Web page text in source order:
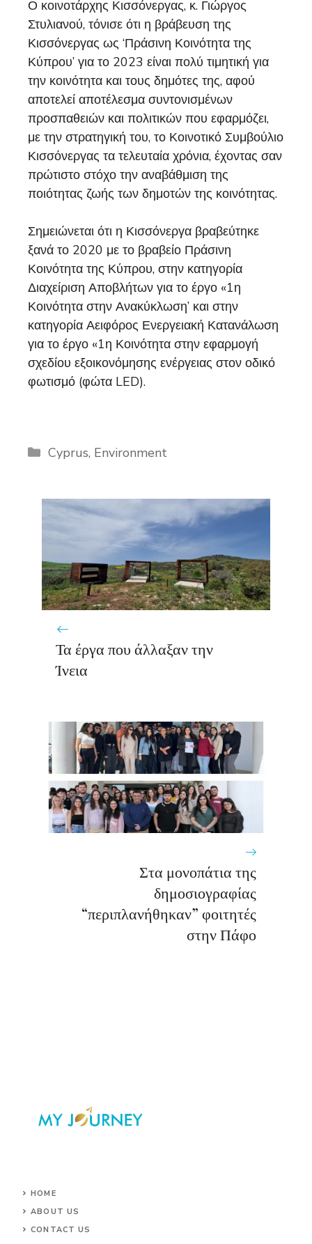
Ο κοινοτάρχης Κισσόνεργας, κ. Γιώργος
Στυλιανού, τόνισε ότι η βράβευση της
Κισσόνεργας ως ‘Πράσινη Κοινότητα της
Κύπρου’ για το 2023 είναι πολύ τιμητική για
την κοινότητα και τους δημότες της, αφού
αποτελεί αποτέλεσμα συντονισμένων
προσπαθειών και πολιτικών που εφαρμόζει,
με την στρατηγική του, το Κοινοτικό Συμβούλιο
Κισσόνεργας τα τελευταία χρόνια, έχοντας σαν
πρώτιστο στόχο την αναβάθμιση της
ποιότητας ζωής των δημοτών της κοινότητας.
Σημειώνεται ότι η Κισσόνεργα βραβεύτηκε
ξανά το 2020 με το βραβείο Πράσινη
Κοινότητα της Κύπρου, στην κατηγορία
Διαχείριση Αποβλήτων για το έργο «1η
Κοινότητα στην Ανακύκλωση’ και στην
κατηγορία Αειφόρος Ενεργειακή Κατανάλωση
για το έργο «1η Κοινότητα στην εφαρμογή
σχεδίου εξοικονόμησης ενέργειας στον οδικό
φωτισμό (φώτα LED).
Categories
Cyprus, Environment
Τα έργα που άλλαξαν την
Ίνεια
Στα μονοπάτια της
δημοσιογραφίας
“περιπλανήθηκαν” φοιτητές
στην Πάφο
HOME
ABOUT US
CONTACT US